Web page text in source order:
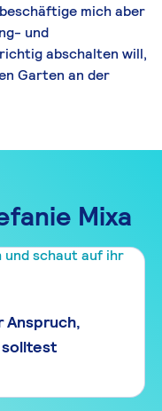
mich aber
und
abschalten will,
Garten an der
Mixa
Anspruch,
solltest